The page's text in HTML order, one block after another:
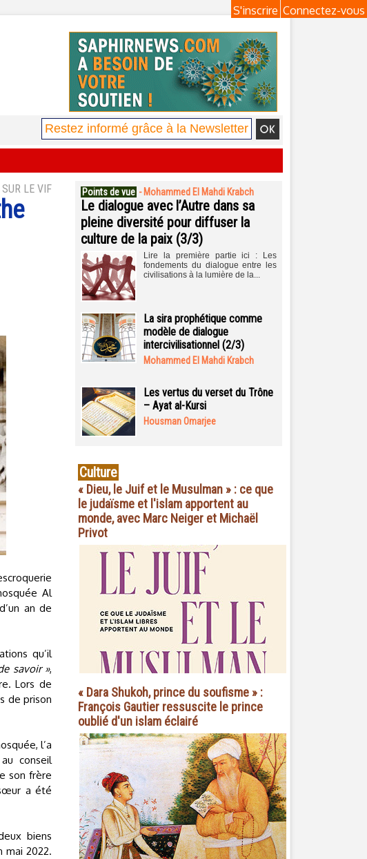
Connectez-vous
S'inscrire
SUR LE VIF
Al
an de
qu’il
savoir »,
Lors de
de prison
l’a
conseil
son frère
a été
biens
mai 2022.
Points de vue - Mohammed El Mahdi Krabch
Le dialogue avec l’Autre dans sa
pleine diversité pour diffuser la
culture de la paix (3/3)
Lire la première partie ici : Les
fondements du dialogue entre les
civilisations à la lumière de la...
La sira prophétique comme
modèle de dialogue
intercivilisationnel (2/3)
Mohammed El Mahdi Krabch
Les vertus du verset du Trône
– Ayat al-Kursi
Housman Omarjee
Culture
« Dieu, le Juif et le Musulman » : ce que
le judaïsme et l'islam apportent au
monde, avec Marc Neiger et Michaël
Privot
« Dara Shukoh, prince du soufisme » :
François Gautier ressuscite le prince
oublié d'un islam éclairé